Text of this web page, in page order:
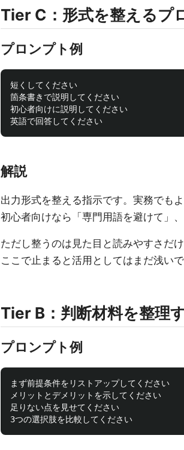
Tier C：形式を整えるプ
プロンプト例
短くしてください
箇条書きで説明してください
初心者向けに説明してください
解説
出力形式を整える指示です。実務でも
初心者向けなら「専門用語を避けて」
ただし整うのは見た目と読みやすさだ
ここで止まると活用としてはまだ浅いで
Tier B：判断材料を整理
プロンプト例
まず前提条件をリストアップしてください
メリットとデメリットを示してください
足りない点を見せてください